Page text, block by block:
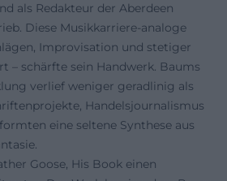
als Redakteur der Aberdeen
Diese Musikkarriere-analoge
Improvisation und stetiger
– schärfte sein Handwerk. Baums
verlief weniger geradlinig als
Handelsjournalismus
eine seltene Synthese aus
Goose, His Book einen